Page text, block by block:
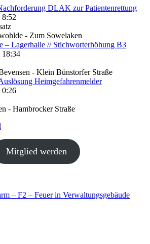
DLAK zur Patientenrettung
8:52
- Zum Sowelaken
– Lagerhalle // Stichworterhöhung B3
18:34
- Klein Bünstorfer Straße
Heimgefahrenmelder
0:26
- Hambrocker Straße
Mitglied werden
– F2 – Feuer in Verwaltungsgebäude